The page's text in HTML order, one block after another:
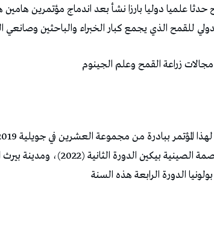
حدثا علميا دوليا بارزا نشأ بعد اندماج مؤتمرين هامين
للقمح الذي يجمع كبار الخبراء والباحثين وصانعي
زراعة القمح وعلم الجينوم
الكندية. وقد احتضنت العاصمة الصينية